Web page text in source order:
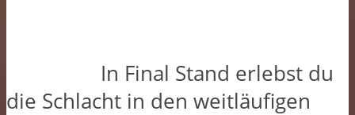
In Final Stand erlebst du
die Schlacht in den weitläufigen